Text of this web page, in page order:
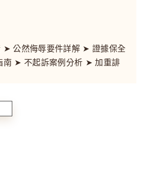
➤ 公然侮辱要件詳解 ➤ 證據保全
南 ➤ 不起訴案例分析 ➤ 加重誹